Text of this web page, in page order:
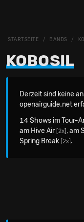
STARTSEITE BANDS
KOBOSIL
Derzeit sind keine
openairguide.net
14 Shows imTour-
am Hive Air [2x] , am
Spring Break [2x] .